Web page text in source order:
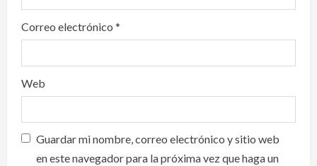
Correo electrónico *
Web
Guardar mi nombre, correo electrónico y sitio web
en este navegador para la próxima vez que haga un